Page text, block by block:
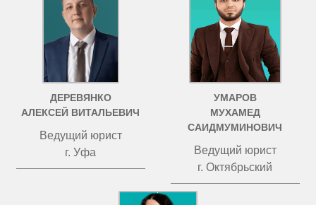
ДЕРЕВЯНКО
АЛЕКСЕЙ ВИТАЛЬЕВИЧ
Ведущий юрист
г. Уфа
УМАРОВ
МУХАМЕД
САИДМУМИНОВИЧ
Ведущий юрист
г. Октябрьский